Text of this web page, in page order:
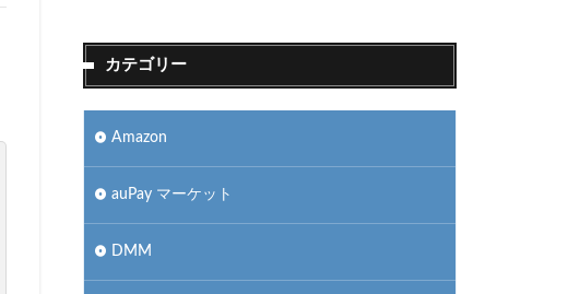
カテゴリー
Amazon
auPay マーケット
DMM